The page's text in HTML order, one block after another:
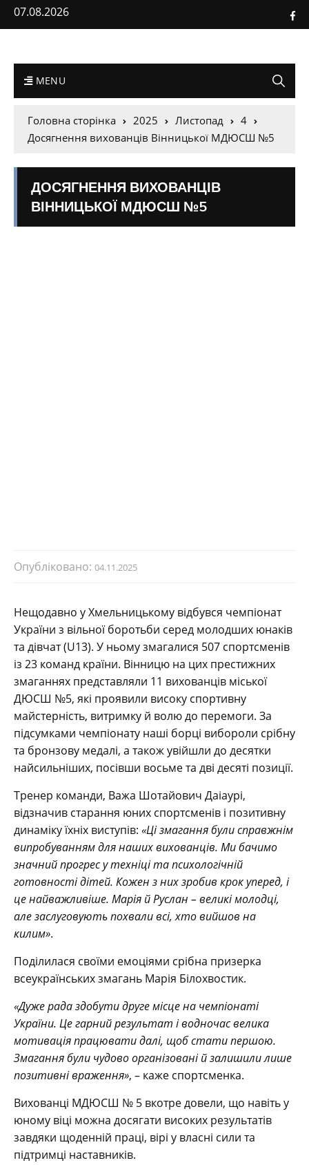
07.08.2026
MENU
Головна сторінка 2025 Листопад
4
Досягнення вихованців Вінницької МДЮСШ №5
ДОСЯГНЕННЯ ВИХОВАНЦІВ
ВІННИЦЬКОЇ МДЮСШ №5
Опубліковано: 04.11.2025
Нещодавно у Хмельницькому відбувся чемпіонат
України з вільної боротьби серед молодших юнаків
та дівчат (U13). У ньому змагалися 507 спортсменів
із 23 команд країни. Вінницю на цих престижних
змаганнях представляли 11 вихованців міської
ДЮСШ №5, які проявили високу спортивну
майстерність, витримку й волю до перемоги. За
підсумками чемпіонату наші борці вибороли срібну
та бронзову медалі, а також увійшли до десятки
найсильніших, посівши восьме та дві десяті позиції.
Тренер команди, Важа Шотайович Даіаурі,
відзначив старання юних спортсменів і позитивну
динаміку їхніх виступів: «Ці змагання були справжнім
випробуванням для наших вихованців. Ми бачимо
значний прогрес у техніці та психологічній
готовності дітей. Кожен з них зробив крок уперед, і
це найважливіше. Марія й Руслан – великі молодці,
але заслуговують похвали всі, хто вийшов на
килим».
Поділилася своїми емоціями срібна призерка
всеукраїнських змагань Марія Білохвостик.
«Дуже рада здобути друге місце на чемпіонаті
України. Це гарний результат і водночас велика
мотивація працювати далі, щоб стати першою.
Змагання були чудово організовані й залишили лише
позитивні враження», – каже спортсменка.
Вихованці МДЮСШ № 5 вкотре довели, що навіть у
юному віці можна досягати високих результатів
завдяки щоденній праці, вірі у власні сили та
підтримці наставників.